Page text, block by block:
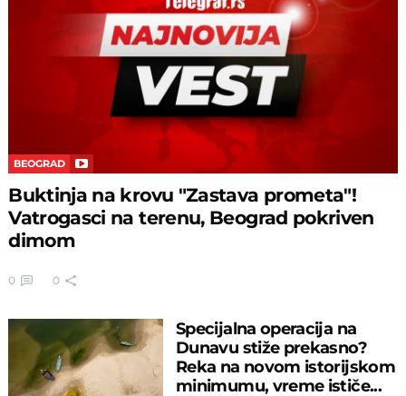
BEOGRAD
Buktinja na krovu "Zastava prometa"!
Vatrogasci na terenu, Beograd pokriven
dimom
0 0
Specijalna operacija na
Dunavu stiže prekasno?
Reka na novom istorijskom
minimumu, vreme ističe...